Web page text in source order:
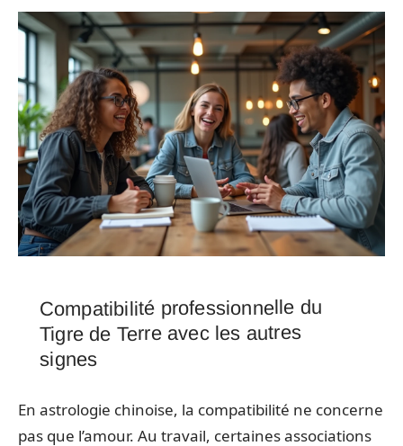
Compatibilité professionnelle du
Tigre de Terre avec les autres
signes
En astrologie chinoise, la compatibilité ne concerne
pas que l’amour. Au travail, certaines associations